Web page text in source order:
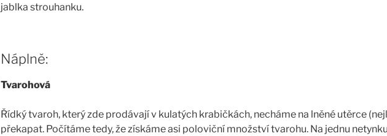
jablka strouhanku.
Náplně:
Tvarohová
Řídký tvaroh, který zde prodávají v kulatých krabičkách, necháme na lněné utěrce
překapat. Počítáme tedy, že získáme asi poloviční množství tvarohu. Na jednu